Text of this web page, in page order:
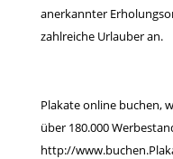
anerkannter
zahlreiche Urlauber an.
Plakate online buchen,
über 180.000
http://